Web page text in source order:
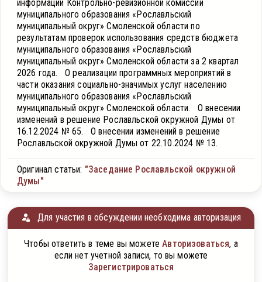
информации Контрольно-ревизионной комиссии
муниципального образования «Рославльский
муниципальный округ» Смоленской области по
результатам проверок использования средств бюджета
муниципального образования «Рославльский
муниципальный округ» Смоленской области за 2 квартал
2026 года. О реализации программных мероприятий в
части оказания социально-значимых услуг населению
муниципального образования «Рославльский
муниципальный округ» Смоленской области. О внесении
изменений в решение Рославльской окружной Думы от
16.12.2024 № 65. О внесении изменений в решение
Рославльской окружной Думы от 22.10.2024 № 13.
Оригинал статьи: "Заседание Рославльской окружной
Думы"
Для участия в обсуждении необходима авторизация
Чтобы ответить в теме вы можетеАвторизоваться, а
если нет учетной записи, то вы можете
Зарегистрироваться